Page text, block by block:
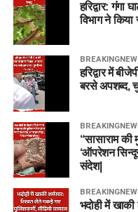
हरिद्वार: गंगा
विभाग ने किया
हरिद्वार में
बरसे अपशब्द,
“सासाराम की
‘ऑपरेशन
संदेश|
भदोही में